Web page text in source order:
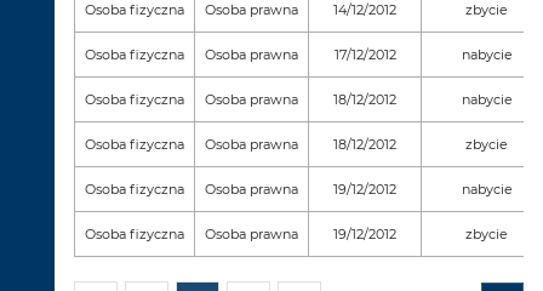
Osoba fizyczna Osoba prawna 14/12/2012 zbycie
Osoba fizyczna Osoba prawna 17/12/2012 nabycie
Osoba fizyczna Osoba prawna 18/12/2012 nabycie
Osoba fizyczna Osoba prawna 18/12/2012 zbycie
Osoba fizyczna Osoba prawna 19/12/2012 nabycie
Osoba fizyczna Osoba prawna 19/12/2012 zbycie